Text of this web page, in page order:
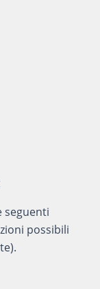
seguenti
possibili